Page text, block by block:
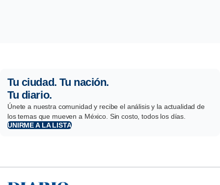
Tu ciudad. Tu nación.
Tu diario.
Únete a nuestra comunidad y recibe el análisis y la actualidad de
los temas que mueven a México. Sin costo, todos los días.
UNIRME A LA LISTA